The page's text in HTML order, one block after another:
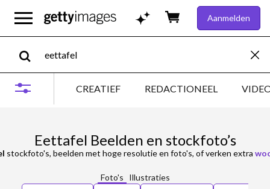
Aanmelden
CREATIEF REDACTIONEEL
Eettafel Beelden en stockfoto’s
stockfoto's, beelden met hoge resolutie en foto's, of verken extra
Foto's
Illustraties